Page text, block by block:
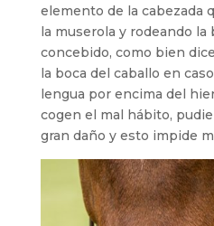
elemento de la cabezada
la muserola y rodeando la
concebido, como bien
la boca del caballo en
lengua por encima del
cogen el mal hábito,
gran daño y esto impide